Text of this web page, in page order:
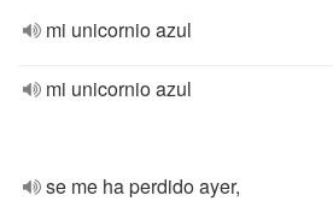
mi unicornio azul
mi unicornio azul
se me ha perdido ayer,